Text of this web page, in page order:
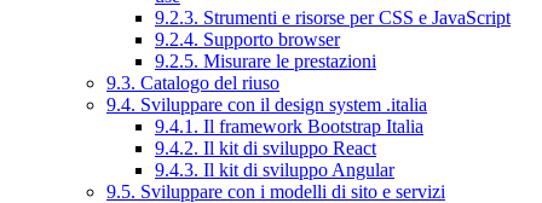
9.2.3. Strumenti e risorse per CSS e JavaScript
9.2.4. Supporto browser
9.2.5. Misurare le prestazioni
9.3. Catalogo del riuso
9.4. Sviluppare con il design system .italia
9.4.1. Il framework Bootstrap Italia
9.4.2. Il kit di sviluppo React
9.4.3. Il kit di sviluppo Angular
9.5. Sviluppare con i modelli di sito e servizi